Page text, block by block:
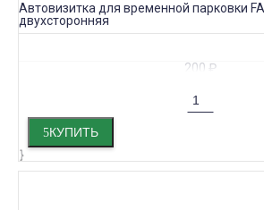
Автовизитка для временной парковки
двухсторонняя
200 ₽
КУПИТЬ